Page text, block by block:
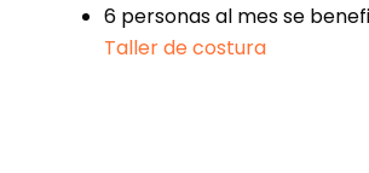
6 personas al mes se
Taller de costura